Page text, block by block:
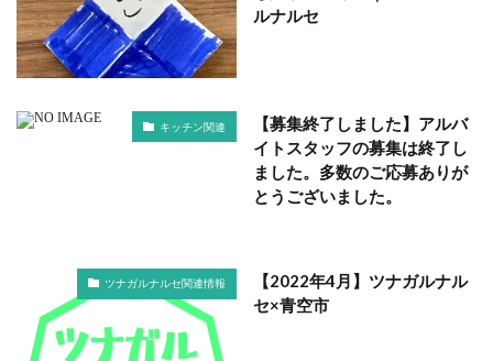
ルナルセ
キッチン関連
【募集終了しました】アルバ
イトスタッフの募集は終了し
ました。多数のご応募ありが
とうございました。
ツナガルナルセ関連情報
【2022年4月】ツナガルナル
セ×青空市